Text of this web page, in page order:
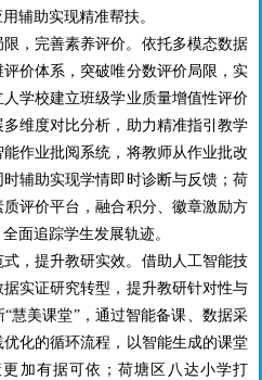
辅助实现精准帮扶。
，完善素养评价。依托多模态数据
价体系，突破唯分数评价局限，实
学校建立班级学业质量增值性评价
维度对比分析，助力精准指引教学
作业批阅系统，将教师从作业批改
辅助实现学情即时诊断与反馈；荷
评价平台，融合积分、徽章激励方
面追踪学生发展轨迹。
，提升教研实效。借助人工智能技
实证研究转型，提升教研针对性与
慧美课堂”，通过智能备课、数据采
化的循环流程，以智能生成的课堂
加有据可依；荷塘区八达小学打